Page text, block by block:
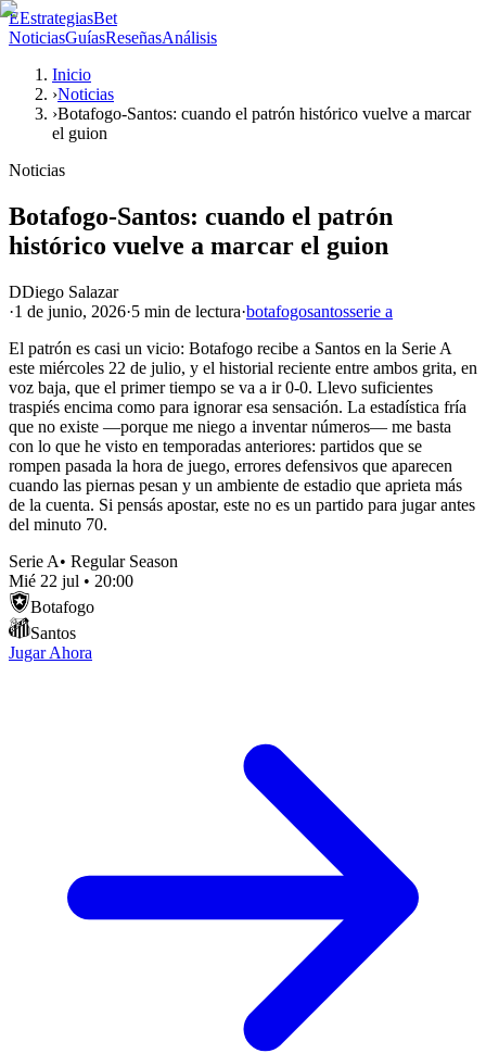
EEstrategiasBet
NoticiasGuíasReseñasAnálisis
Inicio
›Noticias
›Botafogo-Santos: cuando el patrón histórico vuelve a marcar
el guion
Noticias
Botafogo-Santos: cuando el patrón
histórico vuelve a marcar el guion
DDiego Salazar
·1 de junio, 2026·5 min de lectura·botafogosantosserie a
El patrón es casi un vicio: Botafogo recibe a Santos en la Serie A
este miércoles 22 de julio, y el historial reciente entre ambos grita, en
voz baja, que el primer tiempo se va a ir 0-0. Llevo suficientes
traspiés encima como para ignorar esa sensación. La estadística fría
que no existe —porque me niego a inventar números— me basta
con lo que he visto en temporadas anteriores: partidos que se
rompen pasada la hora de juego, errores defensivos que aparecen
cuando las piernas pesan y un ambiente de estadio que aprieta más
de la cuenta. Si pensás apostar, este no es un partido para jugar antes
del minuto 70.
Serie A• Regular Season
Mié 22 jul • 20:00
Botafogo
Santos
Jugar Ahora